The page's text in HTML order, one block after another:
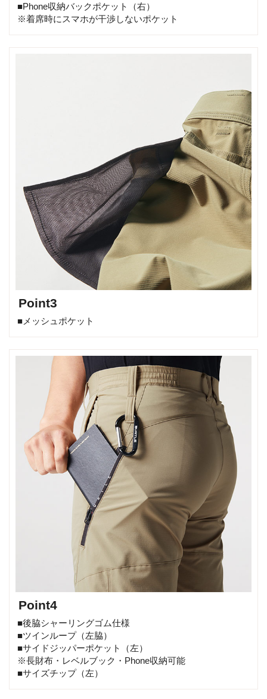
■Phone収納バックポケット（右）
※着席時にスマホが干渉しないポケット
Point3
■メッシュポケット
Point4
■後脇シャーリングゴム仕様
■ツインループ（左脇）
■サイドジッパーポケット（左）
※長財布・レベルブック・Phone収納可能
■サイズチップ（左）